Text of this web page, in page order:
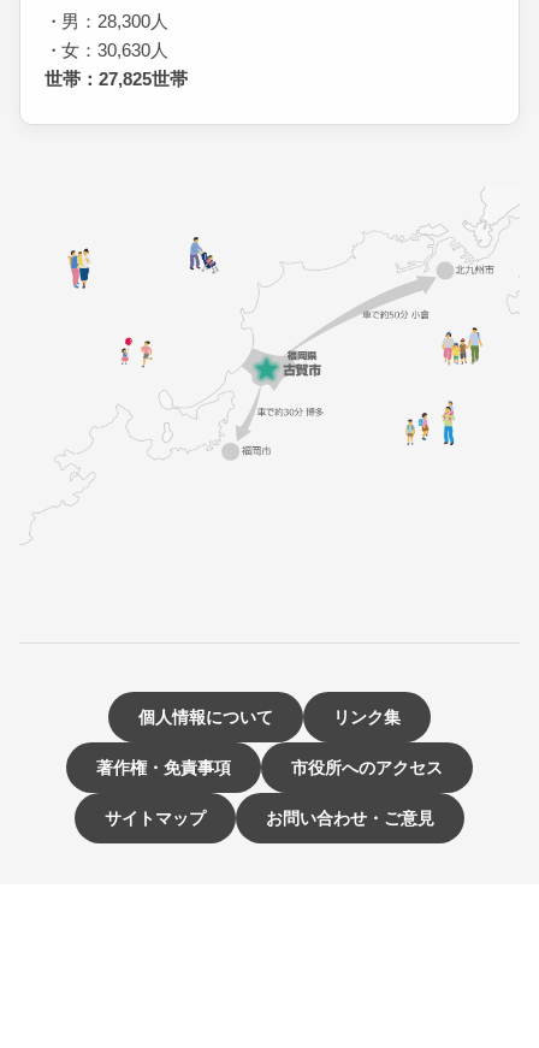
男：28,300人
女：30,630人
世帯：27,825世帯
個人情報について リンク集
著作権・免責事項 市役所へのアクセス
サイトマップ お問い合わせ・ご意見